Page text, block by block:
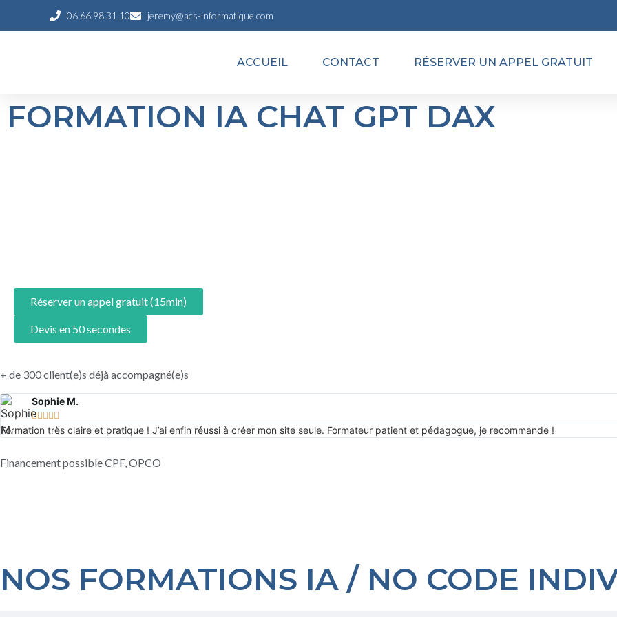
06 66 98 31 10 jeremy@acs-informatique.com
ACCUEIL CONTACT RÉSERVER UN APPEL GRATUIT
FORMATION IA CHAT GPT DAX
Réserver un appel gratuit (15min)
Devis en 50 secondes
+ de 300 client(e)s déjà accompagné(e)s
Sophie M.

Formation très claire et pratique ! J’ai enfin réussi à créer mon site seule. Formateur patient et pédagogue, je recommande !
Financement possible CPF, OPCO
NOS FORMATIONS IA / NO CODE